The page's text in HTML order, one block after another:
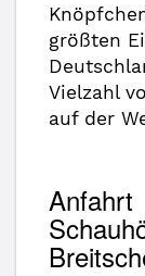
größten
Vielzahl
auf der
Anfahrt